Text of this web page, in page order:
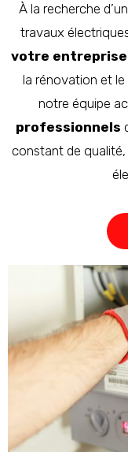
À la recherche d’un
travaux
votre entreprise
la rénovation et le
notre équipe
professionnels
constant de